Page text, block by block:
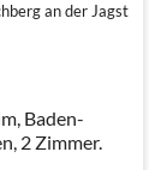
an der Jagst
Baden-
2 Zimmer.